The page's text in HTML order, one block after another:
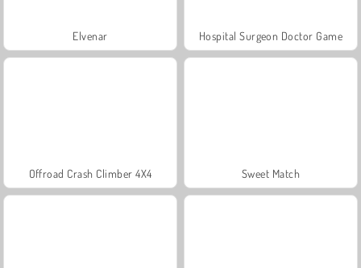
Elvenar Hospital Surgeon Doctor Game
Offroad Crash Climber 4X4 Sweet Match